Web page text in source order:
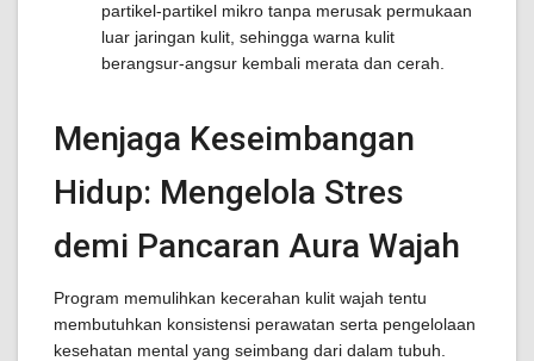
partikel-partikel mikro tanpa merusak permukaan
luar jaringan kulit, sehingga warna kulit
berangsur-angsur kembali merata dan cerah.
Menjaga Keseimbangan
Hidup: Mengelola Stres
demi Pancaran Aura Wajah
Program memulihkan kecerahan kulit wajah tentu
membutuhkan konsistensi perawatan serta pengelolaan
kesehatan mental yang seimbang dari dalam tubuh.